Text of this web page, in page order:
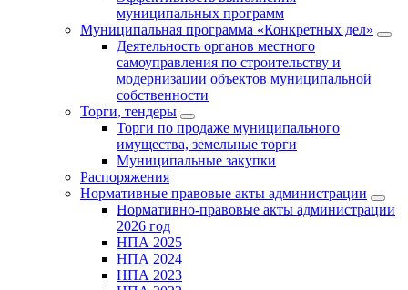
муниципальных программ
Муниципальная программа «Конкретных дел»
Деятельность органов местного
самоуправления по строительству и
модернизации объектов муниципальной
собственности
Торги, тендеры
Торги по продаже муниципального
имущества, земельные торги
Муниципальные закупки
Распоряжения
Нормативные правовые акты администрации
Нормативно-правовые акты администрации
2026 год
НПА 2025
НПА 2024
НПА 2023